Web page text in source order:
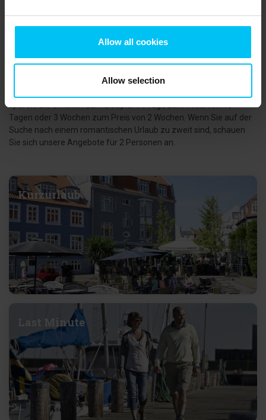
Allow all cookies
Allow selection
Angebote
Zusätzlich zu unseren Top-Angeboten bieten wir Ihnen bei
Toppen af Danmark viele weitere attraktive Angebote und
Rabatte. Nutzen Sie zum Beispiel unsere Last-Minute-Angebote,
wenn Sie ein paar spontane Urlaubstage haben. Wenn Sie einen
sparen. Sie erhalten zum Beispiel 14 Tage zum Preis von 10
Tagen oder 3 Wochen zum Preis von 2 Wochen. Wenn Sie auf der
Suche nach einem romantischen Urlaub zu zweit sind, schauen
Sie sich unsere Angebote für 2 Personen an.
Kurzurlaub
Last Minute